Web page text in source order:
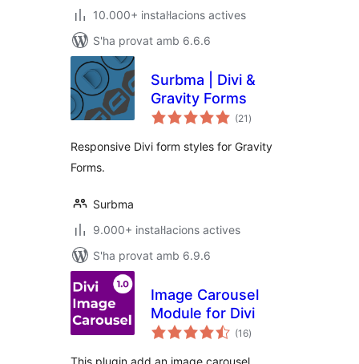
10.000+ instal·lacions actives
S'ha provat amb 6.6.6
Surbma | Divi &
Gravity Forms
(21 puntuacions
totals
)
Responsive Divi form styles for Gravity
Forms.
Surbma
9.000+ instal·lacions actives
S'ha provat amb 6.9.6
Image Carousel
Module for Divi
(16puntuacions
totals
)
This plugin add an image carousel